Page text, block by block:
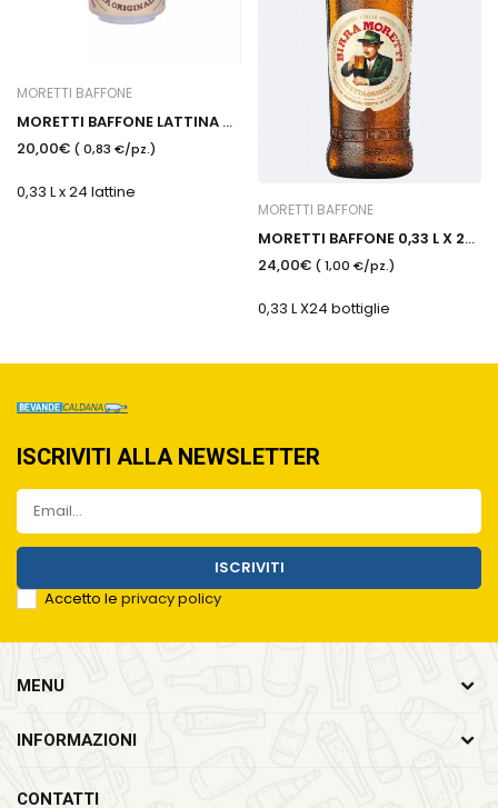
MORETTI BAFFONE
MORETTI BAFFONE LATTINA 0,33 L
20,00€ ( 0,83 €/pz.)
0,33 L x 24 lattine
MORETTI BAFFONE
MORETTI BAFFONE 0,33 L X 24 BOTT
24,00€ ( 1,00 €/pz.)
0,33 L X24 bottiglie
ISCRIVITI ALLA NEWSLETTER
ISCRIVITI
Accetto le privacy policy
CONTATTI
MENU
INFORMAZIONI